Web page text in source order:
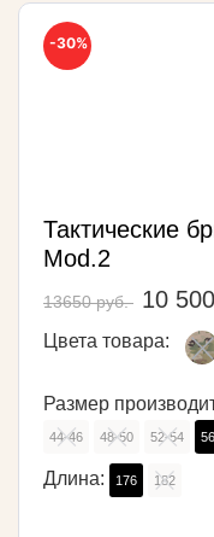
-30%
Тактические
Mod.2
13650 руб. 10
Цвета товара:
Размер
44-46 48-50 52-54
Длина: 176 182